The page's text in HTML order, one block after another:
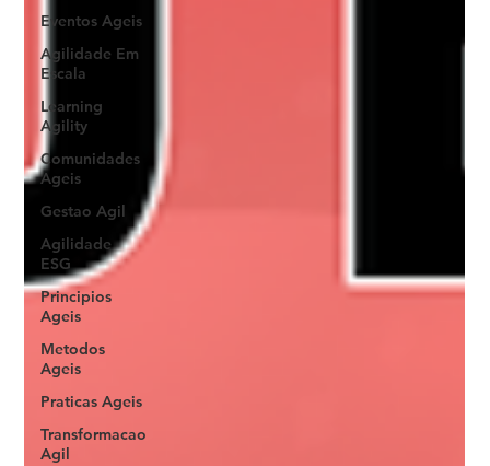
Eventos Ageis
Agilidade Em
Escala
Learning
Agility
Comunidades
Ageis
Gestao Agil
Agilidade
ESG
Principios
Ageis
Metodos
Ageis
Praticas Ageis
Transformacao
Agil